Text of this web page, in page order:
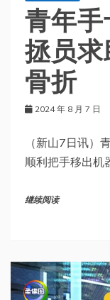
青年手
拯员求
骨折
2024 年 8 月 7 日
（新山7日讯）
顺利把手移出机
继续阅读